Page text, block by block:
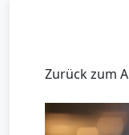
Zurück zum